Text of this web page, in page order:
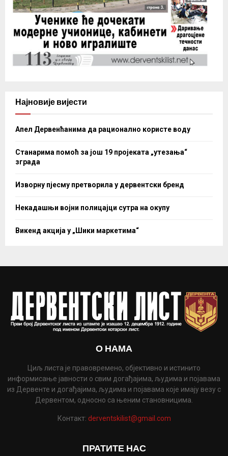
Најновије вијести
Апел Дервенћанима да рационално користе воду
Станарима помоћ за још 19 пројеката „утезања“
зграда
Изворну пјесму претворила у дервентски бренд
Некадашњи војни полицајци сутра на окупу
Викенд акција у „Шики маркетима“
О НАМА
Циљ листа је правовремено, објективно и истинито
информисање јавности о свим догађајима, људима и појавама
из Дервенте и догађајима, људима и појавама које имају везу с
Дервентом, односно са њеним становницима.
Контакт: derventskilist@gmail.com
ПРАТИТЕ НАС